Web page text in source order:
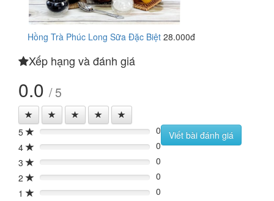
Hồng Trà Phúc Long Sữa Đặc Biệt 28.000đ
Xếp hạng và đánh giá
0.0 / 5
5 0%
0
4
0%
0
3
0%
0
2
0%
0
1
0% 0
Viết bài đánh giá